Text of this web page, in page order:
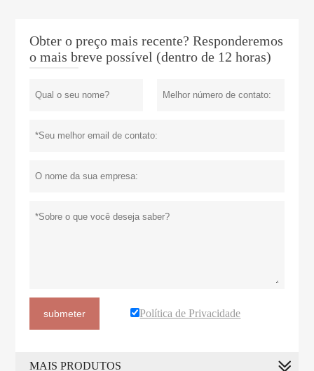
Obter o preço mais recente? Responderemos
o mais breve possível (dentro de 12 horas)
submeter Política de Privacidade
MAIS PRODUTOS